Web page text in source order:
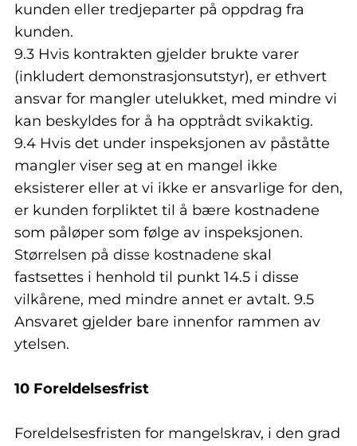
kunden eller tredjeparter på oppdrag fra
kunden.
9.3 Hvis kontrakten gjelder brukte varer
(inkludert demonstrasjonsutstyr), er ethvert
ansvar for mangler utelukket, med mindre vi
kan beskyldes for å ha opptrådt svikaktig.
9.4 Hvis det under inspeksjonen av påståtte
mangler viser seg at en mangel ikke
eksisterer eller at vi ikke er ansvarlige for den,
er kunden forpliktet til å bære kostnadene
som påløper som følge av inspeksjonen.
Størrelsen på disse kostnadene skal
fastsettes i henhold til punkt 14.5 i disse
vilkårene, med mindre annet er avtalt. 9.5
Ansvaret gjelder bare innenfor rammen av
ytelsen.
10 Foreldelsesfrist
Foreldelsesfristen for mangelskrav, i den grad